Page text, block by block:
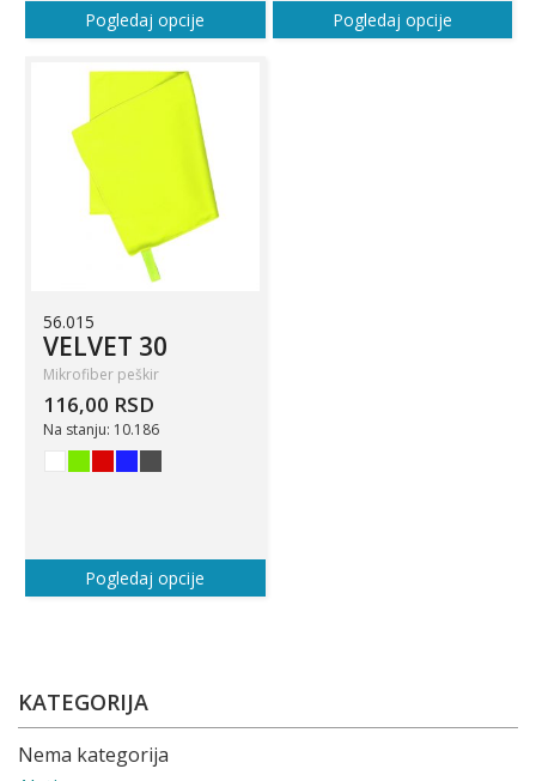
Pogledaj opcije Pogledaj opcije
56.015
VELVET 30
Mikrofiber peškir
116,00 RSD
Na stanju: 10.186
Pogledaj opcije
KATEGORIJA
Nema kategorija